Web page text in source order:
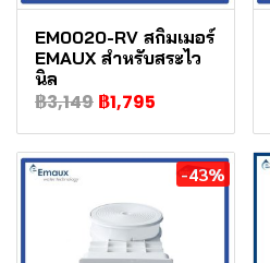
EM0020-RV สกิมเมอร์
EMAUX สำหรับสระไว
นิล
฿3,149 ฿1,795
-43%